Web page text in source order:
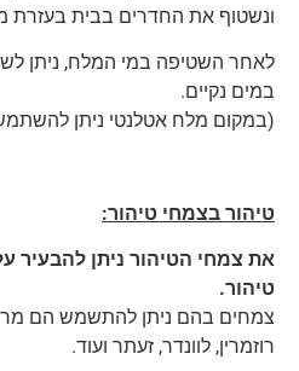
ונשטוף את החדרים בבית בעזרת
לאחר השטיפה במי המלח, ניתן
במים נקיים.
(במקום מלח אטלנטי ניתן
טיהור בצמחי טיהור:
את צמחי הטיהור ניתן להבעיר
טיהור.
צמחים בהם ניתן להתשמש הם
רוזמרין, לוונדר, זעתר ועוד.